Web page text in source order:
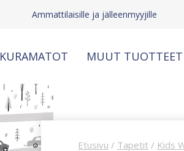
Ammattilaisille ja jälleenmyyjille
KURAMATOT MUUT TUOTTEET
Etusivu / Tapetit / Kids